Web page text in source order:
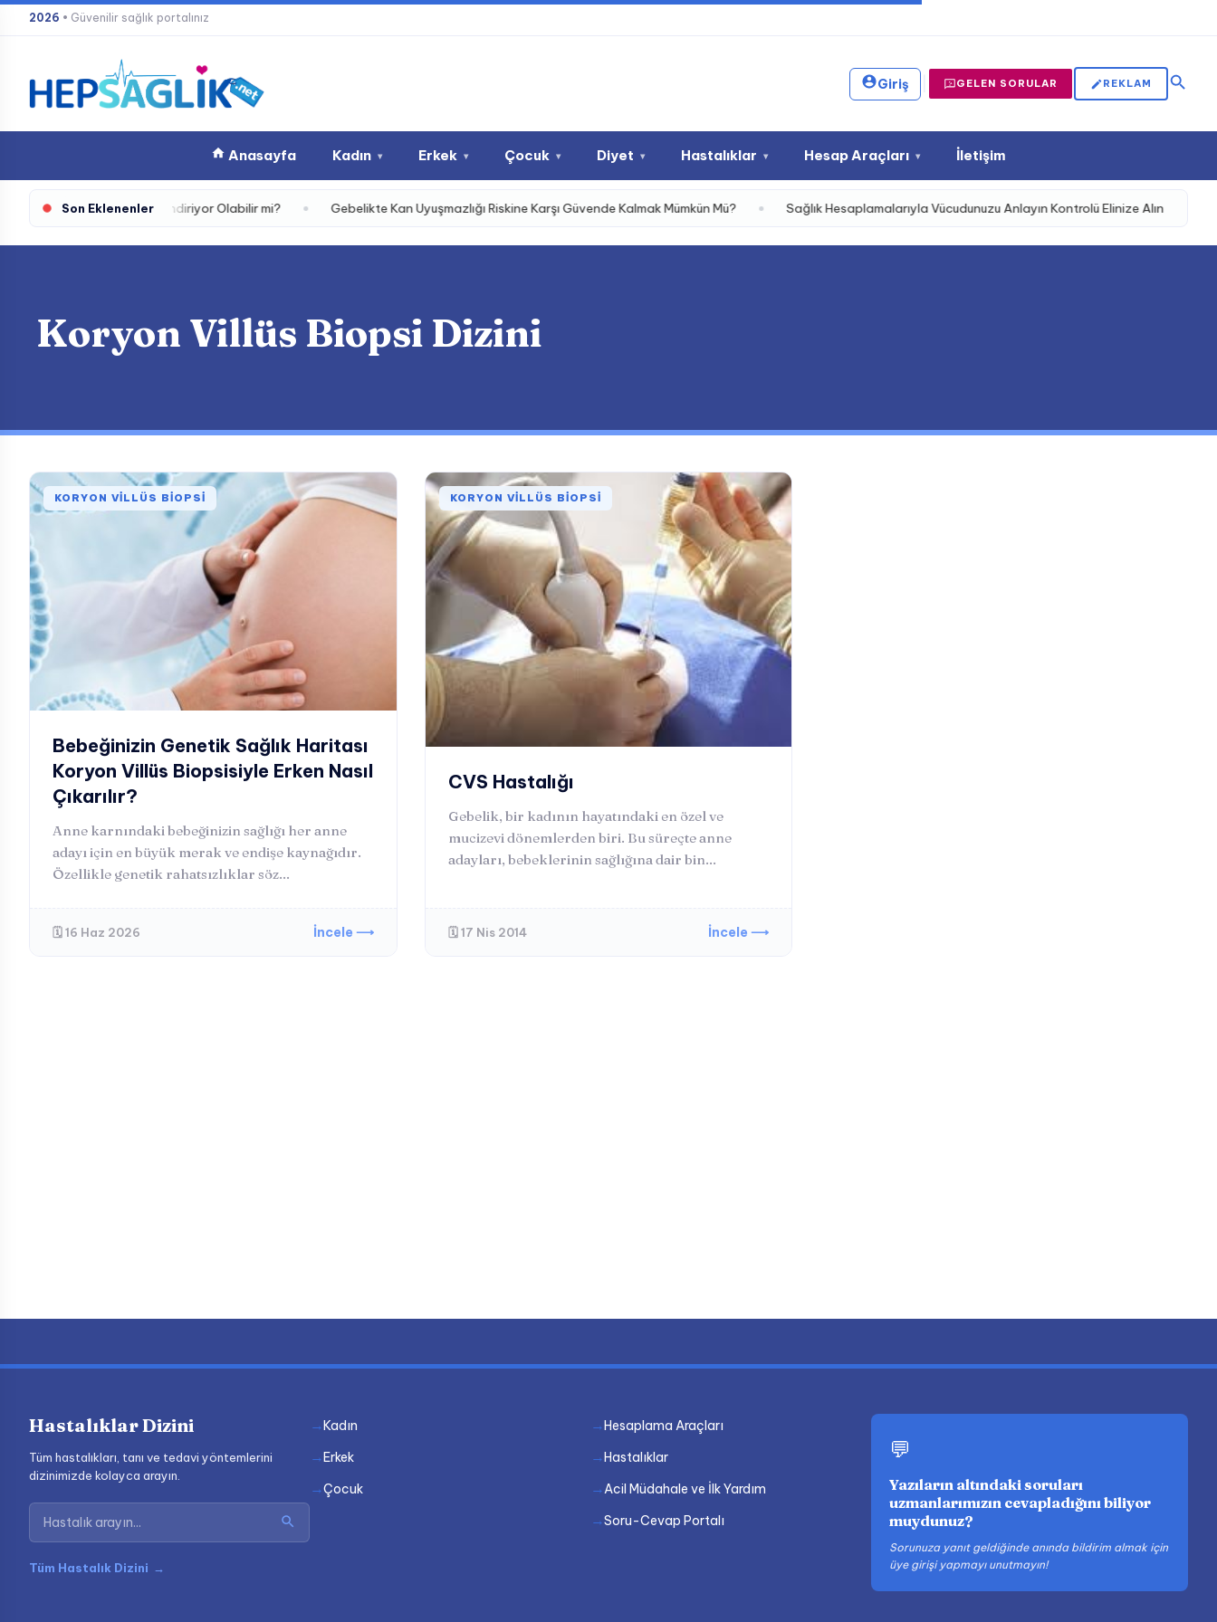
İçeriğe
2026 • Güvenilir sağlık portalınız
Giriş GELEN SORULAR REKLAM
Anasayfa Kadın ▾ Erkek ▾ Çocuk ▾ Diyet ▾ Hastalıklar ▾ Hesap Araçları ▾ İletişim
Son Eklenenler
Açlığınız Sizi Yönlendiriyor Olabilir mi? Gebelikte Kan Uyuşmazlığı Riskine Karşı Güvende Kalmak Mümkün Mü? Sağlık Hesaplamalarıyla Vücudunuzu Anlayın Kontrolü Elinize Alın
Koryon Villüs Biopsi Dizini
KORYON VILLÜS BIOPSI
Bebeğinizin Genetik Sağlık Haritası
Koryon Villüs Biopsisiyle Erken Nasıl
Çıkarılır?
Anne karnındaki bebeğinizin sağlığı her anne
adayı için en büyük merak ve endişe kaynağıdır.
Özellikle genetik rahatsızlıklar söz...
🗓️ 16 Haz 2026 İncele ⟶
KORYON VILLÜS BIOPSI
CVS Hastalığı
Gebelik, bir kadının hayatındaki en özel ve
mucizevi dönemlerden biri. Bu süreçte anne
adayları, bebeklerinin sağlığına dair bin...
🗓️ 17 Nis 2014 İncele ⟶
Hastalıklar Dizini
Tüm hastalıkları, tanı ve tedavi yöntemlerini
dizinimizde kolayca arayın.
Tüm Hastalık Dizini →
Kadın
Erkek
Çocuk
Hesaplama Araçları
Hastalıklar
Acil Müdahale ve İlk Yardım
Soru-Cevap Portalı
💬
Yazıların altındaki soruları
uzmanlarımızın cevapladığını biliyor
muydunuz?
Sorunuza yanıt geldiğinde anında bildirim almak için
üye girişi yapmayı unutmayın!